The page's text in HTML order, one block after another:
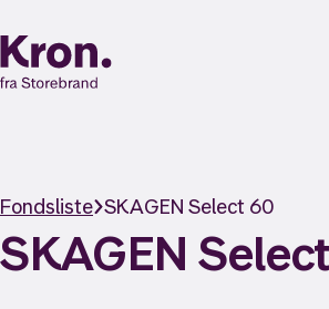
Fondsliste SKAGEN Select 60
SKAGEN